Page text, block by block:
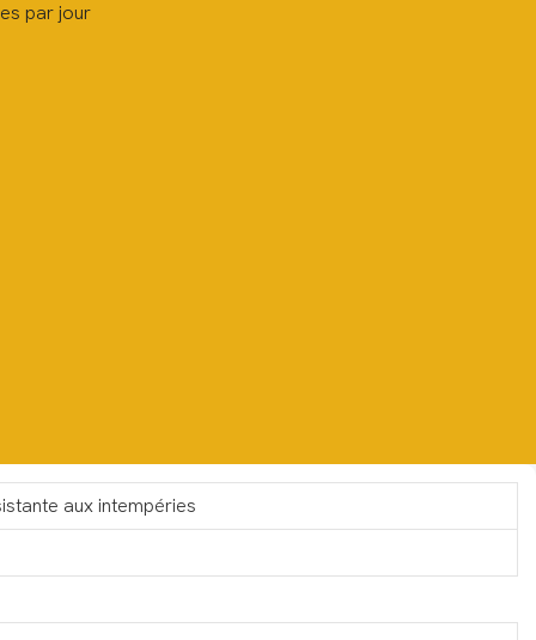
par jour
aux intempéries